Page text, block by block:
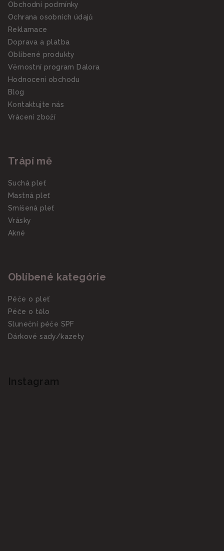
Obchodní podmínky
Ochrana osobních údajů
Reklamace
Doprava a platba
Oblíbené produkty
Věrnostní program Dalora
Hodnocení obchodu
Blog
Kontaktujte nás
Vrácení zboží
Trápí mě
Suchá pleť
Mastná pleť
Smíšená pleť
Vrásky
Akné
Oblíbené kategórie
Péče o pleť
Péče o tělo
Sluneční péče SPF
Dárkové sady/kazety
Instagram